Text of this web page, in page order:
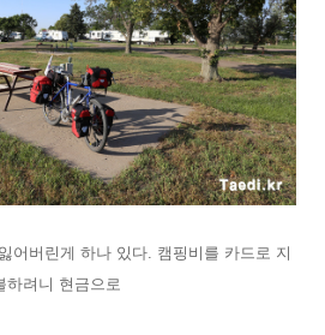
어버린게 하나 있다. 캠핑비를 카드로 지
하려니 현금으로